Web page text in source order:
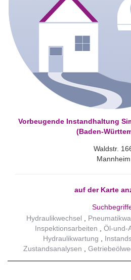
Vorbeugende Instandhaltung
(Baden-
Waldstr.
Mannheim
auf der Karte
Hydraulikwechsel
Inspektionsarbeiten
Öl-und-
Hydraulikwartung
Zustandsanalysen